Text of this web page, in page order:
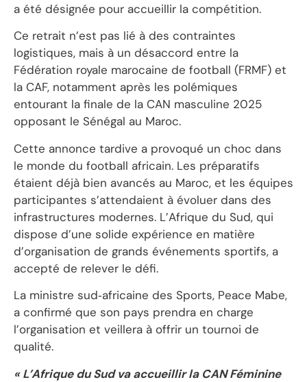
a été désignée pour accueillir la compétition.
Ce retrait n’est pas lié à des contraintes
logistiques, mais à un désaccord entre la
Fédération royale marocaine de football (FRMF) et
la CAF, notamment après les polémiques
entourant la finale de la CAN masculine 2025
opposant le Sénégal au Maroc.
Cette annonce tardive a provoqué un choc dans
le monde du football africain. Les préparatifs
étaient déjà bien avancés au Maroc, et les équipes
participantes s’attendaient à évoluer dans des
infrastructures modernes. L’Afrique du Sud, qui
dispose d’une solide expérience en matière
d’organisation de grands événements sportifs, a
accepté de relever le défi.
La ministre sud‑africaine des Sports, Peace Mabe,
a confirmé que son pays prendra en charge
l’organisation et veillera à offrir un tournoi de
qualité.
« L’Afrique du Sud va accueillir la CAN Féminine